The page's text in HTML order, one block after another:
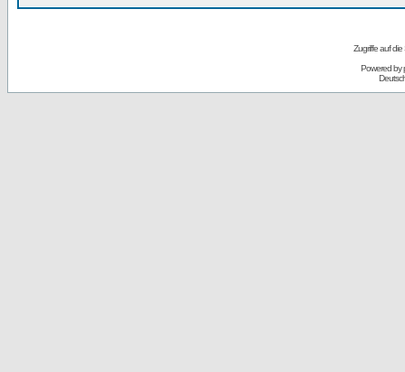
Zugriffe auf
Powered by